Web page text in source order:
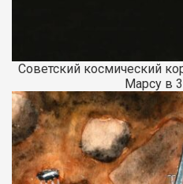
Советский космический
Марсу в